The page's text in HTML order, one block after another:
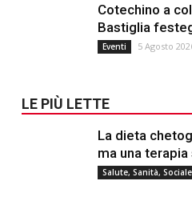
Cotechino a
Bastiglia
Eventi 5 Agosto
LE PIÙ LETTE
La dieta
ma una terapia
Salute, Sanità, Sociale